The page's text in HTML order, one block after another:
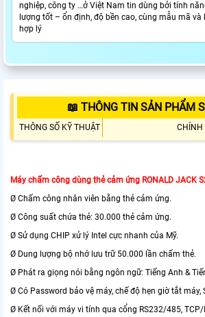
nghiệp, công ty …ở Việt Nam tin dùng bởi tính
lượng tốt – ổn định, độ bền cao, cùng mẫu mã và
hợp lý
📖 THÔNG TIN SẢN PHẨM
THÔNG SỐ KỸ THUẬT CHÍNH
Máy chấm công dùng thẻ cảm ứng RONALD JACK
Ø Chấm công nhân viên bằng thẻ cảm ứng.
Ø Công suất chứa thẻ: 30.000 thẻ cảm ứng.
Ø Sử dụng CHIP xử lý Intel cực nhanh của Mỹ.
Ø Dung lượng bộ nhớ lưu trữ 50.000 lần chấm thẻ.
Ø Phát ra giọng nói bằng ngôn ngữ: Tiếng Anh &
Ø Có Password bảo vệ máy, chế độ hẹn giờ tắt máy,
Ø Kết nối với máy vi tính qua cổng RS232/485, TCP/